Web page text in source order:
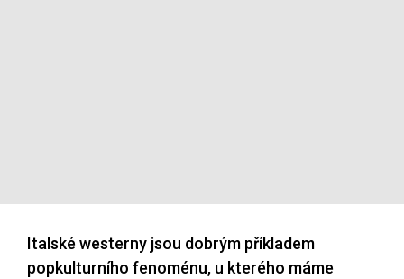
Italské westerny jsou dobrým příkladem
popkulturního fenoménu, u kterého máme